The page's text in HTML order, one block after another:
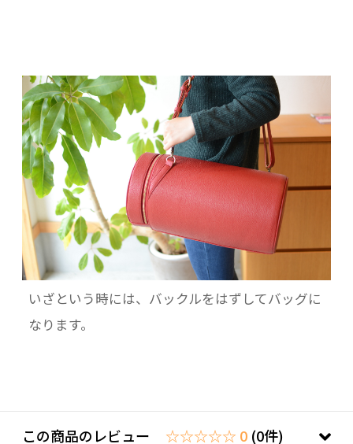
いざという時には、バックルをはずしてバッグに
なります。
この商品のレビュー ☆☆☆☆☆ 0 (0件)